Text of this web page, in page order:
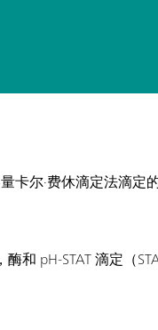
尔·费休滴定法滴定
pH-STAT 滴定（